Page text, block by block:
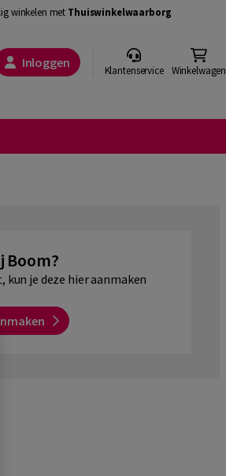
winkelen met Thuiswinkelwaarborg
Inloggen Klantenservice Winkelwagen
Boom?
kun je deze hier aanmaken